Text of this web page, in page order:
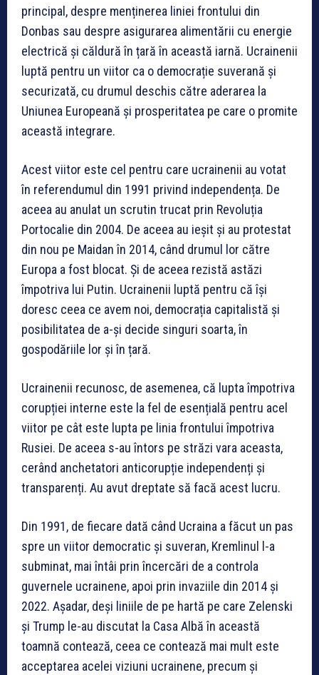
principal, despre menținerea liniei frontului din
Donbas sau despre asigurarea alimentării cu energie
electrică și căldură în țară în această iarnă. Ucrainenii
luptă pentru un viitor ca o democrație suverană și
securizată, cu drumul deschis către aderarea la
Uniunea Europeană și prosperitatea pe care o promite
această integrare.
Acest viitor este cel pentru care ucrainenii au votat
în referendumul din 1991 privind independența. De
aceea au anulat un scrutin trucat prin Revoluția
Portocalie din 2004. De aceea au ieșit și au protestat
din nou pe Maidan în 2014, când drumul lor către
Europa a fost blocat. Și de aceea rezistă astăzi
împotriva lui Putin. Ucrainenii luptă pentru că își
doresc ceea ce avem noi, democrația capitalistă și
posibilitatea de a-și decide singuri soarta, în
gospodăriile lor și în țară.
Ucrainenii recunosc, de asemenea, că lupta împotriva
corupției interne este la fel de esențială pentru acel
viitor pe cât este lupta pe linia frontului împotriva
Rusiei. De aceea s-au întors pe străzi vara aceasta,
cerând anchetatori anticorupție independenți și
transparenți. Au avut dreptate să facă acest lucru.
Din 1991, de fiecare dată când Ucraina a făcut un pas
spre un viitor democratic și suveran, Kremlinul l-a
subminat, mai întâi prin încercări de a controla
guvernele ucrainene, apoi prin invaziile din 2014 și
2022. Așadar, deși liniile de pe hartă pe care Zelenski
și Trump le-au discutat la Casa Albă în această
toamnă contează, ceea ce contează mai mult este
acceptarea acelei viziuni ucrainene, precum și